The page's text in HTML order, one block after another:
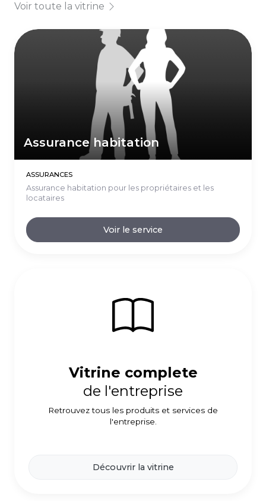
Voir toute la vitrine
Assurance habitation
ASSURANCES
Assurance habitation pour les propriétaires et les
locataires
Voir le service
Vitrine complete
de l'entreprise
Retrouvez tous les produits et services de
l'entreprise.
Découvrir la vitrine